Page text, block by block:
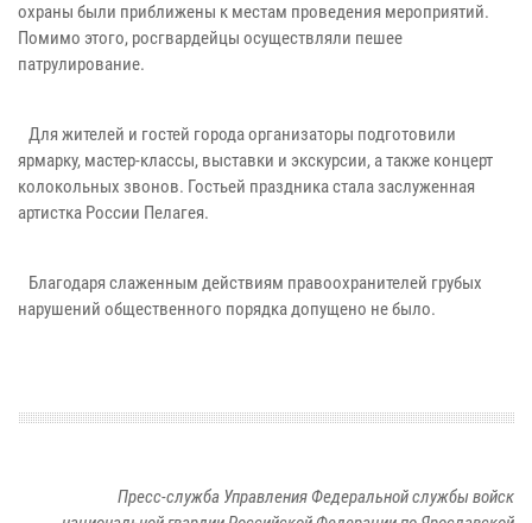
охраны были приближены к местам проведения мероприятий.
Помимо этого, росгвардейцы осуществляли пешее
патрулирование.
Для жителей и гостей города организаторы подготовили
ярмарку, мастер-классы, выставки и экскурсии, а также концерт
колокольных звонов. Гостьей праздника стала заслуженная
артистка России Пелагея.
Благодаря слаженным действиям правоохранителей грубых
нарушений общественного порядка допущено не было.
Пресс-служба Управления Федеральной службы войск